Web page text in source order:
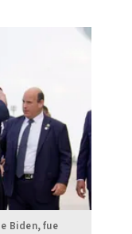
Biden, fue